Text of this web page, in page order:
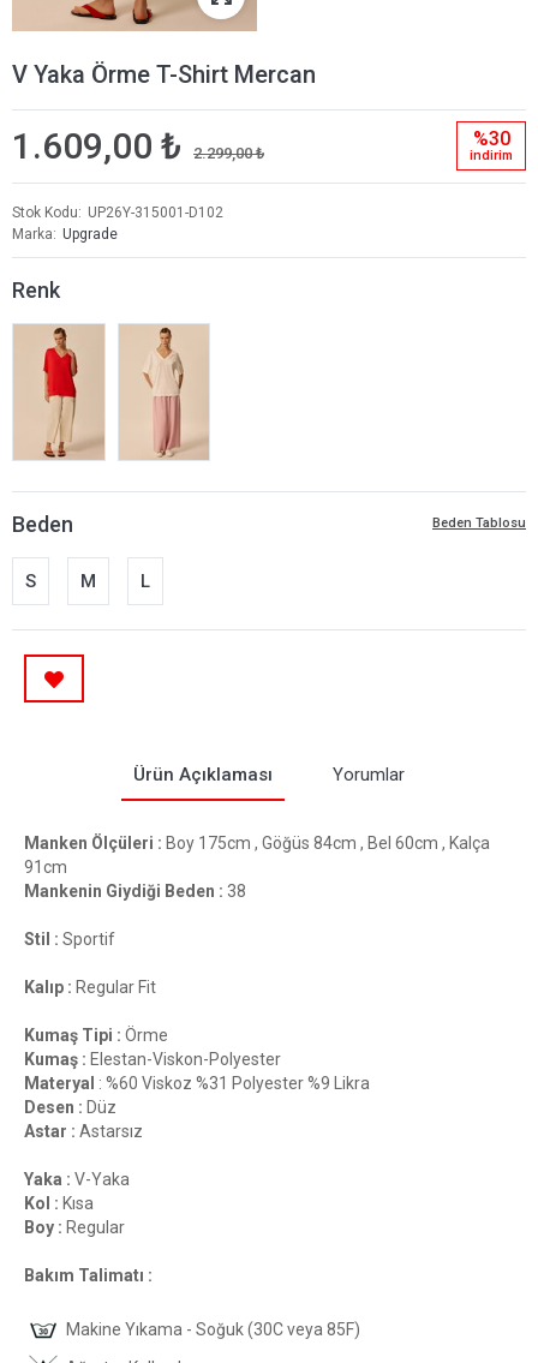
V Yaka Örme T-Shirt Mercan
1.609,00 ₺ 2.299,00 ₺
%30
i̇ndi̇ri̇m
Stok Kodu
UP26Y-315001-D102
Marka
Upgrade
Renk
Beden Tablosu
Beden
S M L
Ürün Açıklaması Yorumlar
Manken Ölçüleri : Boy 175cm , Göğüs 84cm , Bel 60cm , Kalça
91cm
Mankenin Giydiği Beden : 38
Stil : Sportif
Kalıp : Regular Fit
Kumaş Tipi : Örme
Kumaş : Elestan-Viskon-Polyester
Materyal : %60 Viskoz %31 Polyester %9 Likra
Desen : Düz
Astar : Astarsız
Yaka : V-Yaka
Kol : Kısa
Boy : Regular
Bakım Talimatı :
Makine Yıkama - Soğuk (30C veya 85F)